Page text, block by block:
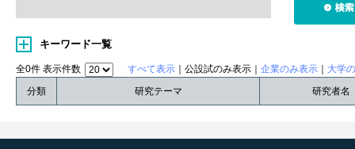
キーワード一覧
全0件 表示件数 すべて表示 ｜公設試のみ表示｜ 企業のみ表示
大学
分類
研究テーマ 研究者名